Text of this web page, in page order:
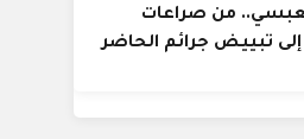
من صراعات
تبييض جرائم الحاضر